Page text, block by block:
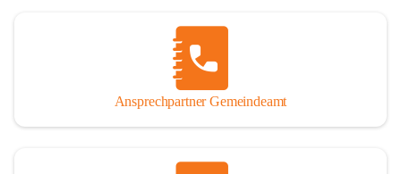
Ansprechpartner Gemeindeamt